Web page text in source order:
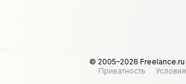
© 2005–2026 Freelance.ru
Приватность
Условия